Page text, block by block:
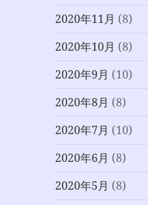
2020年11月 (8)
2020年10月 (8)
2020年9月 (10)
2020年8月 (8)
2020年7月 (10)
2020年6月 (8)
2020年5月 (8)